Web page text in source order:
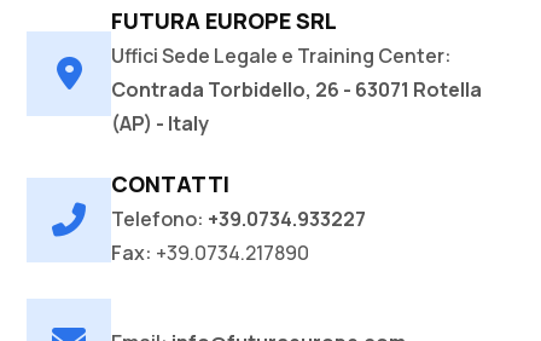
FUTURA EUROPE SRL
Uffici Sede Legale e Training Center:
Contrada Torbidello, 26 - 63071 Rotella
(AP) - Italy
CONTATTI
Telefono: +39.0734.933227
Fax: +39.0734.217890